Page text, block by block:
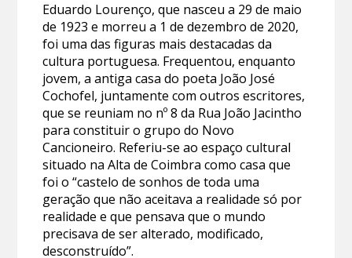
Eduardo Lourenço, que nasceu a 29 de maio
de 1923 e morreu a 1 de dezembro de 2020,
foi uma das figuras mais destacadas da
cultura portuguesa. Frequentou, enquanto
jovem, a antiga casa do poeta João José
Cochofel, juntamente com outros escritores,
que se reuniam no nº 8 da Rua João Jacintho
para constituir o grupo do Novo
Cancioneiro. Referiu-se ao espaço cultural
situado na Alta de Coimbra como casa que
foi o “castelo de sonhos de toda uma
geração que não aceitava a realidade só por
realidade e que pensava que o mundo
precisava de ser alterado, modificado,
desconstruído”.